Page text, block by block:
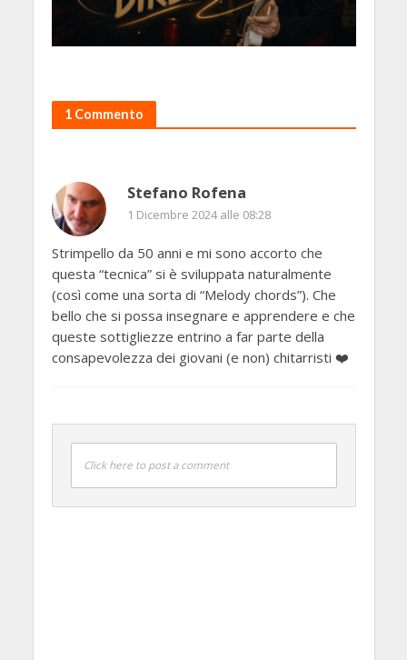
1 Commento
Stefano Rofena
1 Dicembre 2024 alle 08:28
Strimpello da 50 anni e mi sono accorto che
questa “tecnica” si è sviluppata naturalmente
(così come una sorta di “Melody chords”). Che
bello che si possa insegnare e apprendere e che
queste sottigliezze entrino a far parte della
consapevolezza dei giovani (e non) chitarristi ❤️
Click here to post a comment